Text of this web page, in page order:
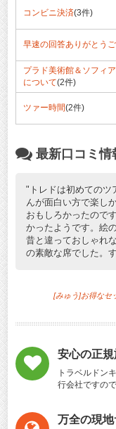
コンビニ決済(3件)
早速の回答ありがとう
プラド美術館＆ソフィ
について(2件)
ツァー時間(2件)
最新口コミ情
トレドは初めての
んが面白い方で楽し
おもしろかったので
かったようです。絵
昔と違っておしゃれ
の素敵な席でした。
[みゅう]お得なセ
安心の正
トラベルドン
行会社ですの
万全の現地